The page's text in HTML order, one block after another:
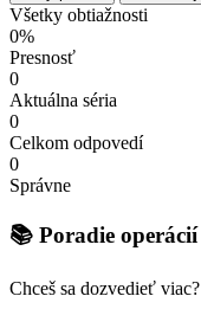
Všetky obtiažnosti
0%
Presnosť
0
Aktuálna séria
0
Celkom odpovedí
0
Správne
📚 Poradie operácií
Chceš sa dozvedieť viac?